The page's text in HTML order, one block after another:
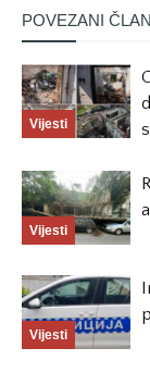
POVEZANI
Vijesti
Vijesti
Vijesti